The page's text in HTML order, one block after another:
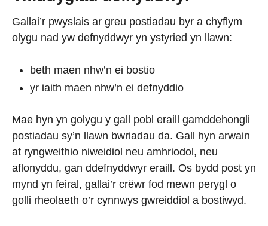
Gallai’r pwyslais ar greu postiadau byr a chyflym
olygu nad yw defnyddwyr yn ystyried yn llawn:
beth maen nhw’n ei bostio
yr iaith maen nhw’n ei defnyddio
Mae hyn yn golygu y gall pobl eraill gamddehongli
postiadau sy’n llawn bwriadau da. Gall hyn arwain
at ryngweithio niweidiol neu amhriodol, neu
aflonyddu, gan ddefnyddwyr eraill. Os bydd post yn
mynd yn feiral, gallai’r crëwr fod mewn perygl o
golli rheolaeth o’r cynnwys gwreiddiol a bostiwyd.